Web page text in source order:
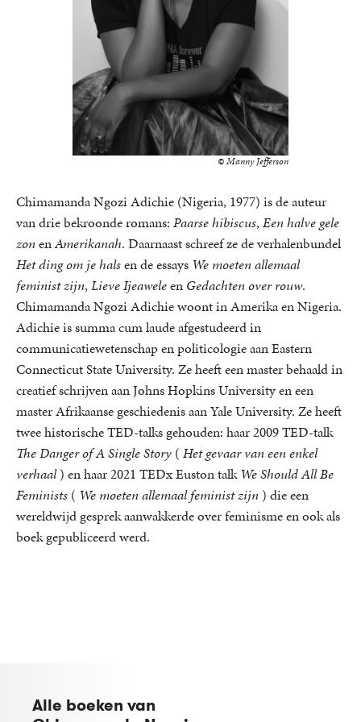
© Manny Jefferson
Chimamanda Ngozi Adichie (Nigeria, 1977) is de auteur
van drie bekroonde romans: Paarse hibiscus, Een halve gele
zonenAmerikanah. Daarnaast schreef ze de verhalenbundel
Het ding om je halsen de essays We moeten allemaal
feminist zijn, Lieve Ijeaweleen Gedachten over rouw.
Chimamanda Ngozi Adichie woont in Amerika en Nigeria.
Adichie is summa cum laude afgestudeerd in
communicatiewetenschap en politicologie aan Eastern
Connecticut State University. Ze heeft een master behaald in
creatief schrijven aan Johns Hopkins University en een
master Afrikaanse geschiedenis aan Yale University. Ze heeft
twee historische TED-talks gehouden: haar 2009 TED-talk
The Danger of A Single Story ( Het gevaar van een enkel
verhaal) en haar 2021 TEDx Euston talk We Should All Be
Feminists ( We moeten allemaal feminist zijn ) die een
wereldwijd gesprek aanwakkerde over feminisme en ook als
boek gepubliceerd werd.
Alle boeken van